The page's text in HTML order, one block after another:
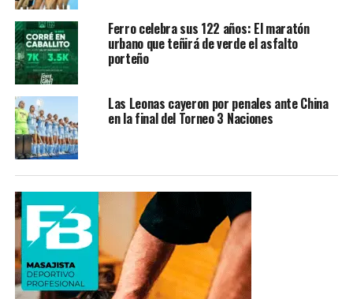
Ferro celebra sus 122 años: El maratón
urbano que teñirá de verde el asfalto
porteño
Las Leonas cayeron por penales ante China
en la final del Torneo 3 Naciones